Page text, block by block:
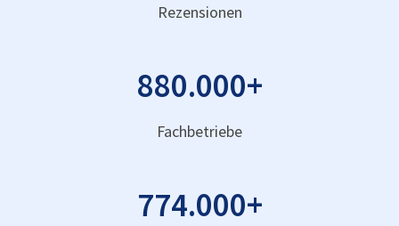
Rezensionen
880.000+
Fachbetriebe
774.000+